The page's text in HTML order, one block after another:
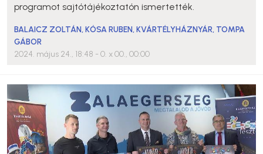
programot sajtótájékoztatón ismertették.
BALAICZ ZOLTÁN,KÓSA RUBEN,KVÁRTÉLYHÁZNYÁR, TOMPA
GÁBOR
2024. május 24., 18:48 - 0. x 00., 00:00